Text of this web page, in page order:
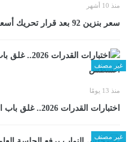
منذ 10 أشهر
سعر بنزين 92 بعد قرار تحريك أسعار المنتجات البترولية
غير مصنف
منذ 13 يومًا
اختبارات القدرات 2026.. غلق باب التقدم عبر موقع التنسيق 6 أغسطس
غير مصنف